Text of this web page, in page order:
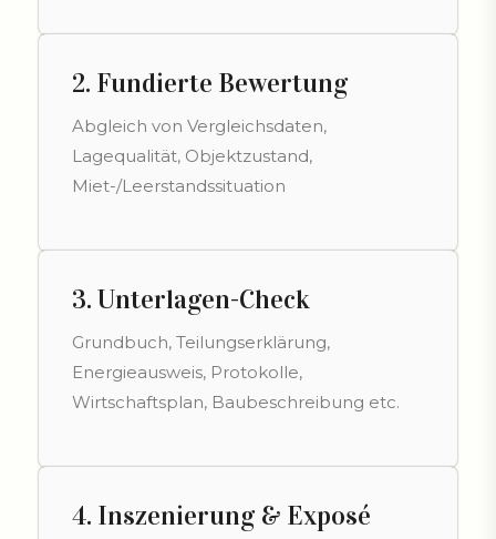
2. Fundierte Bewertung
Abgleich von Vergleichsdaten,
Lagequalität, Objektzustand,
Miet-/Leerstandssituation
3. Unterlagen-Check
Grundbuch, Teilungserklärung,
Energieausweis, Protokolle,
Wirtschaftsplan, Baubeschreibung etc.
4. Inszenierung & Exposé